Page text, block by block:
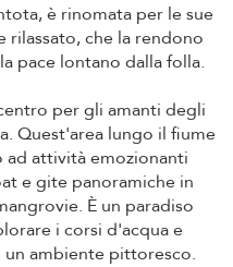
è rinomata per le sue
che la rendono
pace lontano dalla folla.
per gli amanti degli
Quest'area lungo il fiume
ad attività emozionanti
e gite panoramiche in
È un paradiso
i corsi d'acqua e
un ambiente pittoresco.